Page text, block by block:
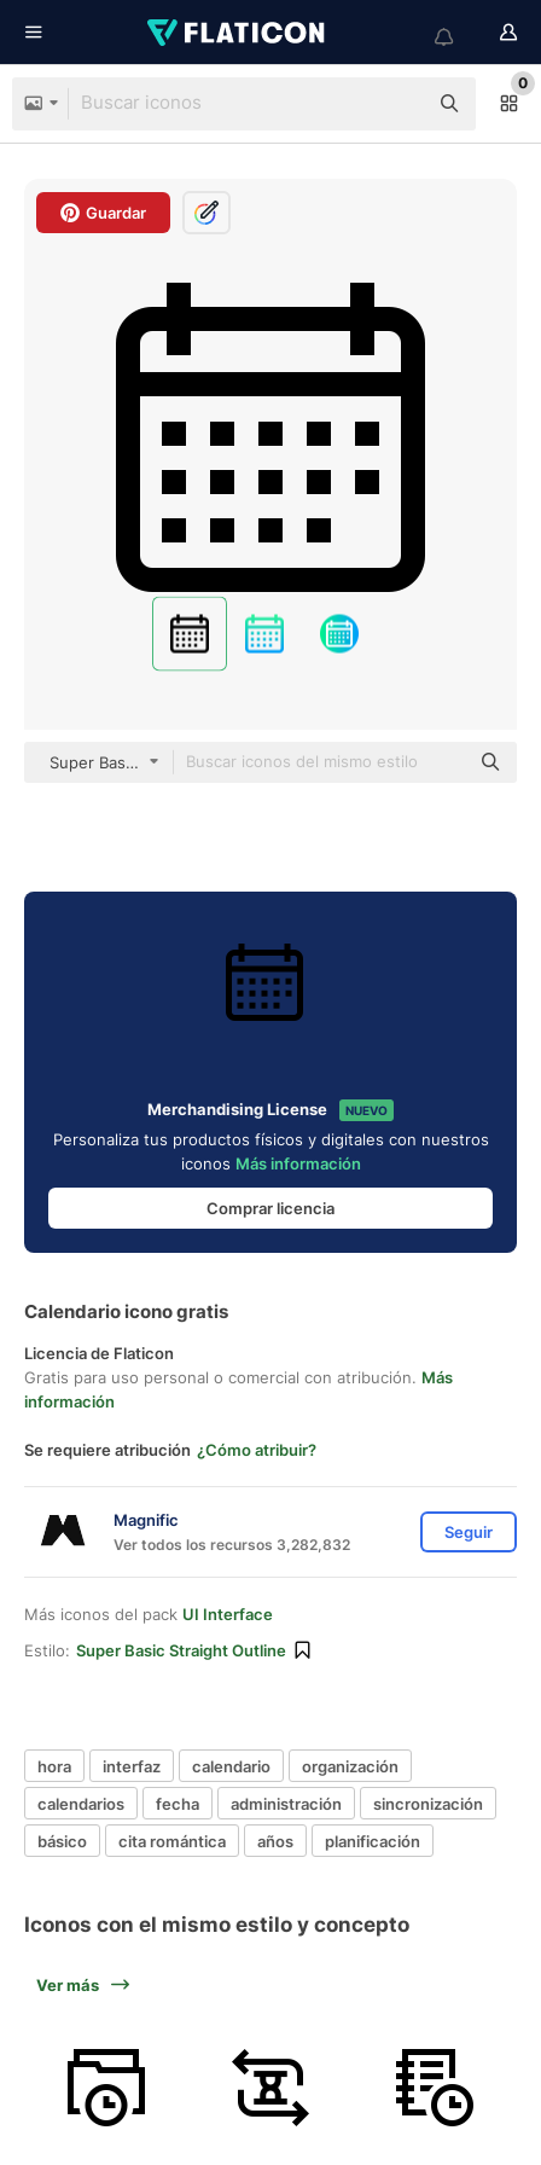
0
Guardar
Super Basic Straight Outline
Merchandising License NUEVO
Personaliza tus productos físicos y digitales con nuestros
iconos Más información
Comprar licencia
Calendario icono gratis
Licencia de Flaticon
Gratis para uso personal o comercial con atribución. Más
información
Se requiere atribución ¿Cómo atribuir?
Magnific
Ver todos los recursos 3,282,832
Seguir
Más iconos del pack UI Interface
Estilo: Super Basic Straight Outline
hora interfaz calendario
organización
calendarios
fecha administración
sincronización
básico
cita romántica años planificación
Iconos con el mismo estilo y concepto
Ver más